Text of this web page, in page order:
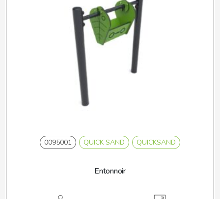
0095001 QUICK SAND QUICKSAND
Entonnoir